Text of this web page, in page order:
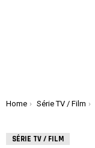
You are here:
Home Série TV / Film
SÉRIE TV / FILM